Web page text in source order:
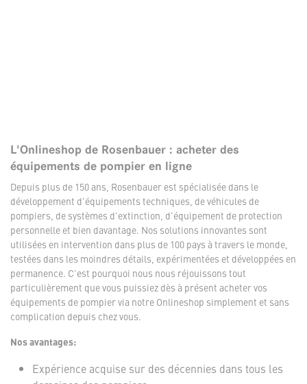
L'Onlineshop de Rosenbauer : acheter des
équipements de pompier en ligne
Depuis plus de 150 ans, Rosenbauer est spécialisée dans le
développement d'équipements techniques, de véhicules de
pompiers, de systèmes d'extinction, d'équipement de protection
personnelle et bien davantage. Nos solutions innovantes sont
utilisées en intervention dans plus de 100 pays à travers le monde,
testées dans les moindres détails, expérimentées et développées en
permanence. C'est pourquoi nous nous réjouissons tout
particulièrement que vous puissiez dès à présent acheter vos
équipements de pompier via notre Onlineshop simplement et sans
complication depuis chez vous.
Nos avantages:
Expérience acquise sur des décennies dans tous les